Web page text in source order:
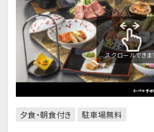
スクロールできま
夕食・朝食付き 駐車場無料